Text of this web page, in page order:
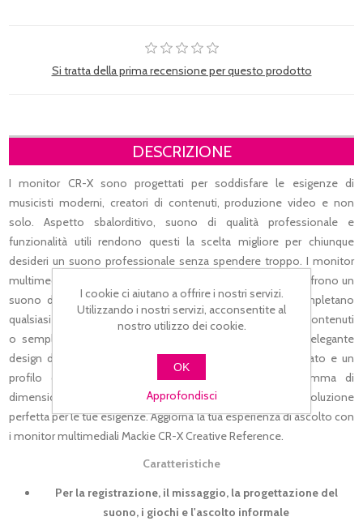
Si tratta della prima recensione per questo prodotto
DESCRIZIONE
I monitor CR-X sono progettati per soddisfare le esigenze di
musicisti moderni, creatori di contenuti, produzione video e non
solo. Aspetto sbalorditivo, suono di qualità professionale e
funzionalità utili rendono questi la scelta migliore per chiunque
desideri un suono professionale senza spendere troppo. I monitor
multimediali della serie CR Creative Reference Multimedia offrono un
suono di qualità professionale con abbellimenti che completano
qualsiasi scrivania sia che tu stia creando musica, creando contenuti
o semplicemente rilassandoti con i tuoi brani preferiti. L'elegante
design dei CR-X presenta un pannello di metallo spazzolato e un
profilo che si distingue. Disponibile in una vasta gamma di
dimensioni da 3" a 8"più un subwoofer da 8", CR-X ha la soluzione
perfetta per le tue esigenze. Aggiorna la tua esperienza di ascolto con
i monitor multimediali Mackie CR-X Creative Reference.
Caratteristiche
Per la registrazione, il missaggio, la progettazione del
suono, i giochi e l'ascolto informale
I cookie ci aiutano a offrire i nostri servizi.
Utilizzando i nostri servizi, acconsentite al
nostro utilizzo dei cookie.
OK
Approfondisci